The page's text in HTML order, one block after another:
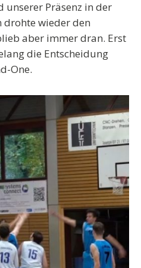
unserer Präsenz in der
drohte wieder den
aber immer dran. Erst
die Entscheidung
One.